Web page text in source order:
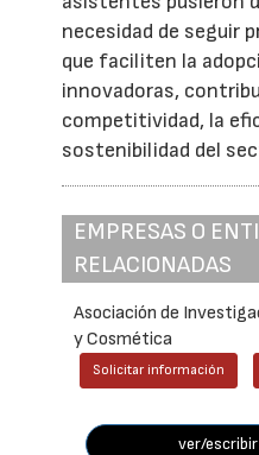
necesidad de seguir
que faciliten la
innovadoras,
competitividad, la
sostenibilidad del
EMPRESAS O
RELACIONADAS
Asociación de
y Cosmética
Solicitar información
ver/